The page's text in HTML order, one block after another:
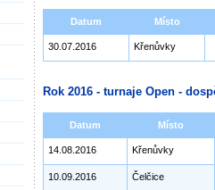
Datum Místo
30.07.2016 Křenůvky
Rok 2016 - turnaje Open -
Datum Místo
14.08.2016 Křenůvky
10.09.2016 Čelčice